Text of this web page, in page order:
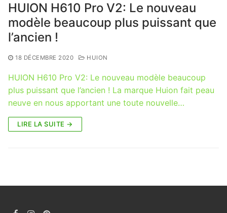
HUION H610 Pro V2: Le nouveau
modèle beaucoup plus puissant que
l’ancien !
18 DÉCEMBRE 2020 HUION
HUION H610 Pro V2: Le nouveau modèle beaucoup
plus puissant que l’ancien ! La marque Huion fait peau
neuve en nous apportant une toute nouvelle…
LIRE LA SUITE →